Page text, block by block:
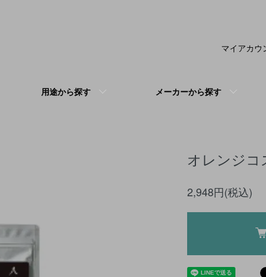
用途から探す メーカーから探す
マイアカウ
オレンジコ
2,948円(税込)